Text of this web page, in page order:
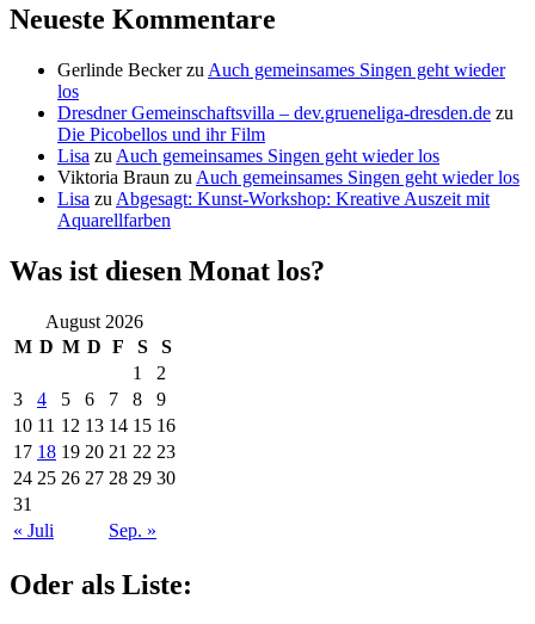
Neueste Kommentare
Gerlinde Beckerzu Auch gemeinsames Singen geht wieder
los
Dresdner Gemeinschaftsvilla – dev.grueneliga-dresden.de zu
Die Picobellos und ihr Film
Lisa zu Auch gemeinsames Singen geht wieder los
Viktoria Braun zu Auch gemeinsames Singen geht wieder los
Lisa zu Abgesagt: Kunst-Workshop: Kreative Auszeit mit
Aquarellfarben
Was ist diesen Monat los?
August 2026
M D M D F S
S
1
2
3
4 5 6 7 8
9
10 11 12 13 14 15 16
17 18 19 20 21 22 23
24 25 26 27 28 29 30
31
« Juli
Sep. »
Oder als Liste: